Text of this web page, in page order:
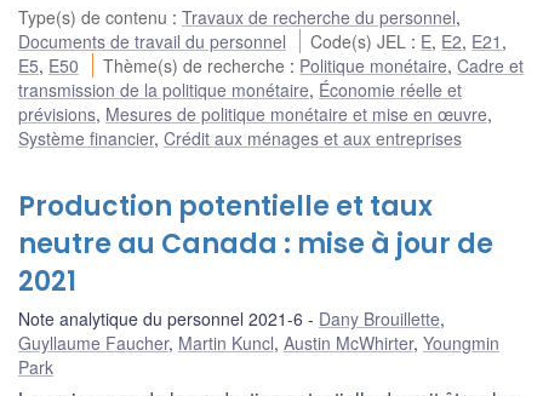
Type(s) de contenu : Travaux de recherche du personnel,
Documents de travail du personnel
Code(s) JEL : E, E2, E21 ,
E5, E50 Thème(s) de recherche : Politique monétaire,Cadre et
transmission de la politique monétaire, Économie réelle et
prévisions, Mesures de politique monétaire et mise en œuvre,
Système financier, Crédit aux ménages et aux entreprises
Production potentielle et taux
neutre au Canada : mise à jour de
2021
Note analytique du personnel 2021-6 Dany Brouillette,
Guyllaume Faucher, Martin Kuncl, Austin McWhirter, Youngmin
Park